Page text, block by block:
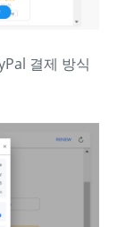
결제 방식